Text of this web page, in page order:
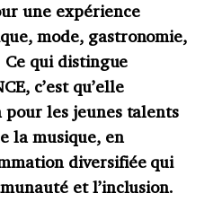
une expérience
mode, gastronomie,
qui distingue
c’est qu’elle
les jeunes talents
la musique, en
diversifiée qui
et l’inclusion.